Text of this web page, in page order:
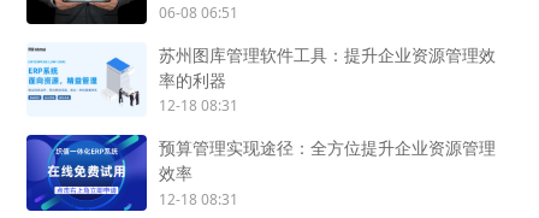
06-08 06:51
苏州图库管理软件工具：提升企业资源管理效
率的利器
12-18 08:31
预算管理实现途径：全方位提升企业资源管理
效率
12-18 08:31